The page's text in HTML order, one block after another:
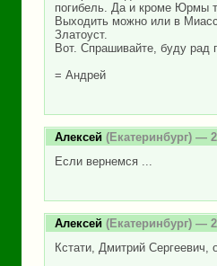
погибель. Да и кроме Юрмы
Выходить можно или в
Златоуст.
Вот. Спрашивайте, буду рад
= Андрей
Алексей (Екатеринбург) —
Если вернемся ...
Алексей (Екатеринбург) —
Кстати, Дмитрий Сергеевич,